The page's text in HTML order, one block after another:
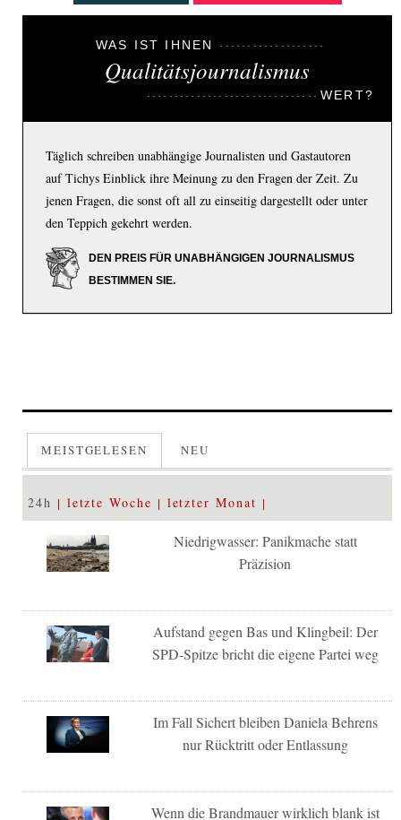
WAS IST IHNEN
Qualitätsjournalismus
WERT?
Täglich schreiben unabhängige Journalisten und Gastautoren
auf Tichys Einblick ihre Meinung zu den Fragen der Zeit. Zu
jenen Fragen, die sonst oft all zu einseitig dargestellt oder unter
den Teppich gekehrt werden.
DEN PREIS FÜR UNABHÄNGIGEN JOURNALISMUS
BESTIMMEN SIE.
MEISTGELESEN NEU
24h letzte Woche letzter Monat
Niedrigwasser: Panikmache statt
Präzision
Aufstand gegen Bas und Klingbeil: Der
SPD-Spitze bricht die eigene Partei weg
Im Fall Sichert bleiben Daniela Behrens
nur Rücktritt oder Entlassung
Wenn die Brandmauer wirklich blank ist